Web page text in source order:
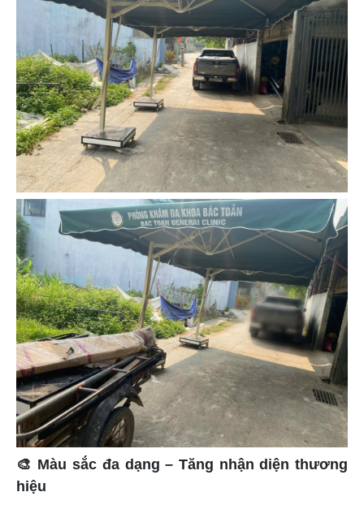
🎨 Màu sắc đa dạng – Tăng nhận diện thương
hiệu